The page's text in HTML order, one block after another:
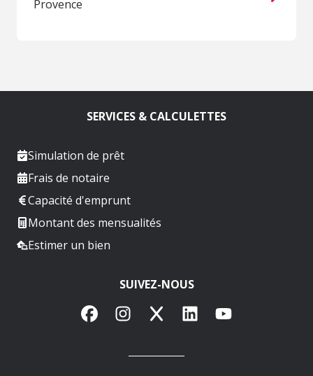
Provence
SERVICES & CALCULETTES
Simulation de prêt
Frais de notaire
Capacité d'emprunt
Montant des mensualités
Estimer un bien
SUIVEZ-NOUS
FacebookInstagram
X LinkedInYouTube